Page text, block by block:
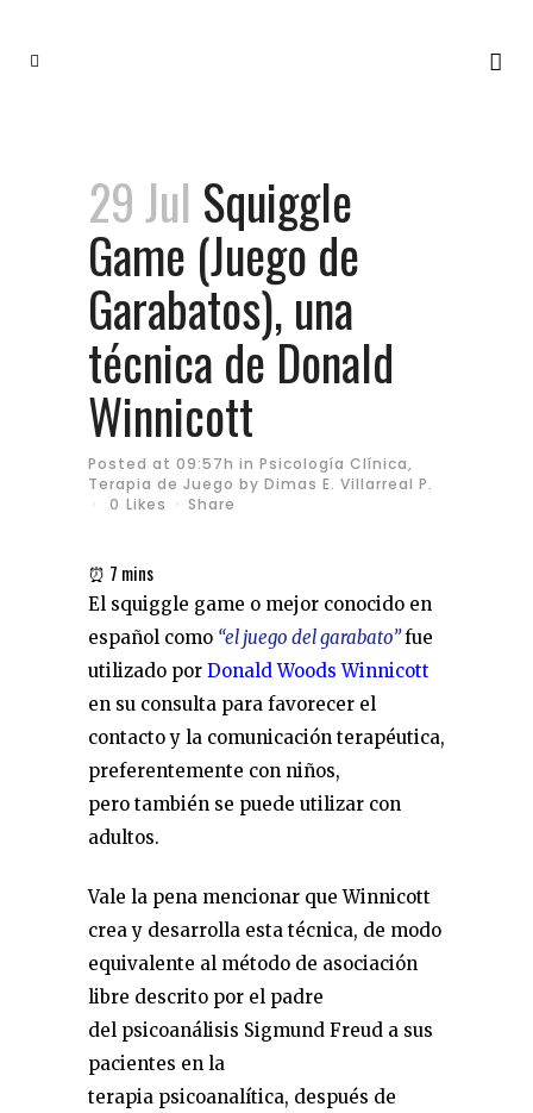
29 Jul Squiggle
Game (Juego de
Garabatos), una
técnica de Donald
Winnicott
Posted at 09:57h in Psicología Clínica,
Terapia de Juego by Dimas E. Villarreal P.
0 Likes Share
El squiggle game o mejor conocido en
español como “el juego del garabato”fue
utilizado por Donald Woods Winnicott
en su consulta para favorecer el
contacto y la comunicación terapéutica,
preferentemente con niños,
pero también se puede utilizar con
adultos.
Vale la pena mencionar que Winnicott
crea y desarrolla esta técnica, de modo
equivalente al método de asociación
libre descrito por el padre
del psicoanálisis Sigmund Freud a sus
pacientes en la
terapia psicoanalítica, después de